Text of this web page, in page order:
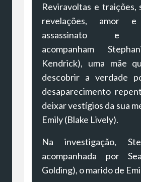
Reviravoltas e traições,
revelações, amor e
assassinato e
acompanham
Kendrick), uma mãe
descobrir a verdade
desaparecimento
deixar vestígios da sua
Emily (Blake Lively).
Na investigação,
acompanhada por
Golding), o marido de